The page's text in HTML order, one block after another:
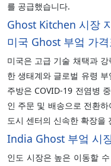
를 공급했습니다.
Ghost Kitchen 시장
미국 Ghost 부엌 가
미국은 고급 기술 채택과
한 생태계와 글로벌 유령
주방은 COVID-19 전염병
인 주문 및 배송으로 전환
도시 센터의 신속한 확장을
India Ghost 부엌 시
인도 시장은 높은 이동할